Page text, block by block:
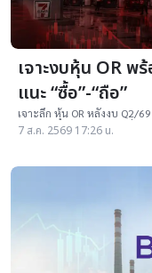
เจาะงบหุ้น OR พ
แนะ “ซื้อ”-“ถือ”
เจาะลึก หุ้น OR หลังงบ Q2/
เข้าตลาดฯ แม้ราคาเทรดต่ำ
7 ส.ค. 2569 17:26 น.